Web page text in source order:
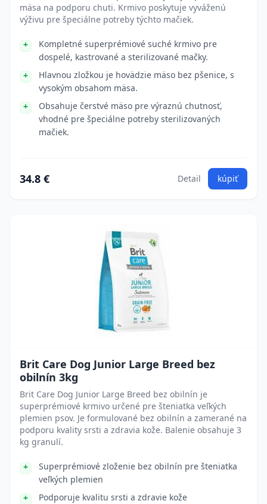
mäsa na podporu chuti. Krmivo poskytuje vyváženú
výživu pre špeciálne potreby týchto mačiek.
Kompletné superprémiové suché krmivo pre
dospelé, kastrované a sterilizované mačky.
Hlavnou zložkou je hovädzie mäso bez pšenice, s
vysokým obsahom mäsa.
Obsahuje čerstvé mäso pre výraznú chutnosť,
vhodné pre špeciálne potreby sterilizovaných
mačiek.
34.8 € Detail kúpiť
Brit Care Dog Junior Large Breed bez
obilnín 3kg
Brit Care Dog Junior Large Breed bez obilnín je
superprémiové krmivo určené pre šteniatka veľkých
plemien psov. Je formulované bez obilnín a zamerané na
podporu kvality srsti a zdravia kože. Balenie obsahuje 3
kg granulí.
Superprémiové zloženie bez obilnín pre šteniatka
veľkých plemien
Podporuje kvalitu srsti a zdravie kože